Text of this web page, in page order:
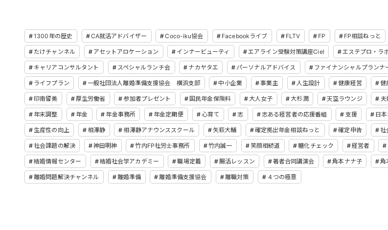
1300年の歴史 CA就活アドバイザー Coco-iku協会 Facebookライブ FLTV FP FP相談ねっと
たけチャンネル アセットアロケーション インナービューティ エアライン受験対策講座Ciel エステプロ・ラ
キャリアコンサルタント スペシャルランチ会 ナカヤタエ パーソナルアドバイス ファイナンシャルプランナ
ライフプラン 一般社団法人離婚準備支援協会 横浜支部 中小企業 事業主 人生設計 健康経営 健
印南留美 厚生労働省 参加者プレゼント 国民年金保険料 大人女子 大杉潤 天空ラウンジ 夫
年末調整 年金 年金事務所 年金定期便 心育て 志 志ある経営者の応援番組 支援 日
生産性の向上 相澤静 相澤静アナウンススクール 矢萩大輔 確定拠出年金相談ねっと 確定申告 社
社会課題の解決 神田明神 竹内FP社労士事務所 竹内誠一 笑顔相続道 糖化チェック 経営者
結婚情報センター 結婚社会学アカデミー 職場定着 腸活レッスン 著者合同講演会 角本ナナ子 角
離婚問題解決チャンネル 離婚準備 離婚準備支援協会 離職対策 ４つの極意